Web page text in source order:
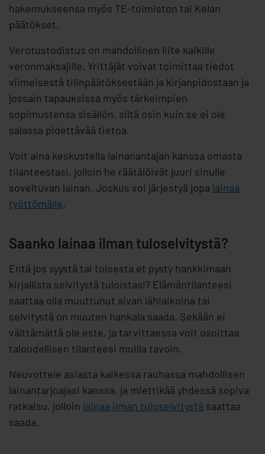
hakemukseensa myös TE-toimiston tai Kelan
päätökset.
Verotustodistus on mahdollinen liite kaikille
veronmaksajille. Yrittäjät voivat toimittaa tiedot
viimeisestä tilinpäätöksestään ja kirjanpidostaan ja
jossain tapauksissa myös tärkeimpien
sopimustensa sisällön, siltä osin kuin se ei ole
salassa pidettävää tietoa.
Voit aina keskustella lainanantajan kanssa omasta
tilanteestasi, jolloin he räätälöivät juuri sinulle
soveltuvan lainan. Joskus voi järjestyä jopa lainaa
työttömälle.
Saanko lainaa ilman tuloselvitystä?
Entä jos syystä tai toisesta et pysty hankkimaan
kirjallista selvitystä tuloistasi? Elämäntilanteesi
saattaa olla muuttunut aivan lähiaikoina tai
selvitystä on muuten hankala saada. Sekään ei
välttämättä ole este, ja tarvittaessa voit osoittaa
taloudellisen tilanteesi muilla tavoin.
Neuvottele asiasta kaikessa rauhassa mahdollisen
lainantarjoajasi kanssa, ja miettikää yhdessä sopiva
ratkaisu, jolloin lainaa ilman tuloselvitystä saattaa
saada.